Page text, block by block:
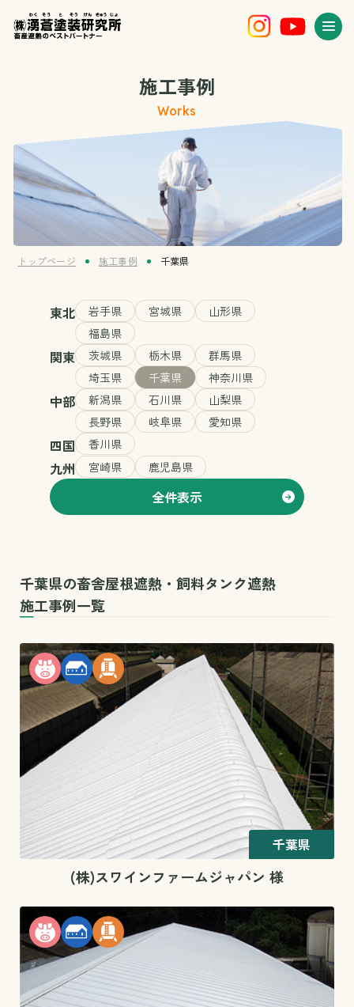
施工事例
Works
トップページ 施工事例 千葉県
東北 岩手県 宮城県
山形県
福島県
関東 茨城県 栃木県
群馬県
埼玉県
千葉県 神奈川県
中部 新潟県 石川県
山梨県
長野県
岐阜県 愛知県
四国 香川県
九州 宮崎県 鹿児島県
全件表示
千葉県の畜舎屋根遮熱・飼料タンク遮熱
施工事例一覧
千葉県
(株)スワインファームジャパン 様